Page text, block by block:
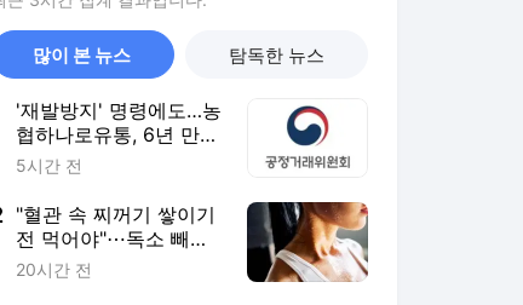
많이 본 뉴스 탐독한 뉴스
'재발방지' 명령에도…농
협하나로유통, 6년 만에
'판박이' 위반 또 적발
5시간 전
"혈관 속 찌꺼기 쌓이기
전 먹어야"⋯독소 빼내
고 만성 염증 없애는 '이
20시간 전